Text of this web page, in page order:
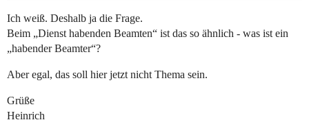
Ich weiß. Deshalb ja die Frage.
Beim „Dienst habenden Beamten“ ist das so ähnlich - was ist ein
„habender Beamter“?
Aber egal, das soll hier jetzt nicht Thema sein.
Grüße
Heinrich